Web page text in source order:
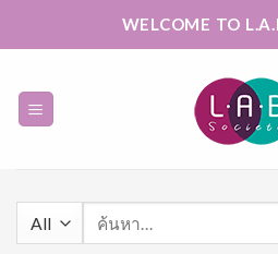
WELCOME TO
ค้นหา: